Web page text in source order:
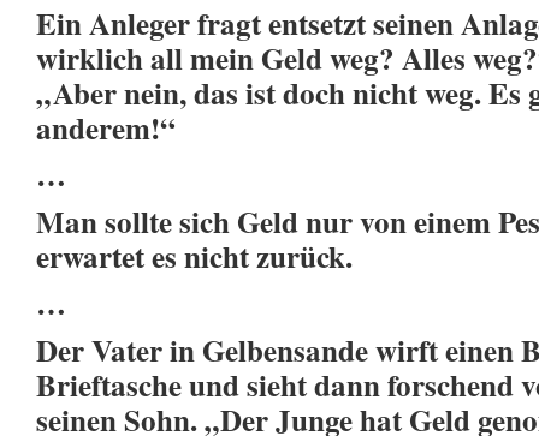
Ein Anleger fragt entsetzt seinen
wirklich all mein Geld weg? Alles
„Aber nein, das ist doch nicht weg.
anderem!“
…
Man sollte sich Geld nur von einem
erwartet es nicht zurück.
…
Der Vater in Gelbensande wirft einen
Brieftasche und sieht dann forschend
seinen Sohn. „Der Junge hat Geld